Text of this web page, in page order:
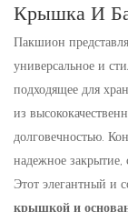
Крышка И
Пакшион
универсальное и
подходящее для
из
долговечностью.
надежное
Этот элегантный и
крышкой и